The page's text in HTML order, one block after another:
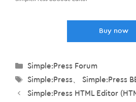
Buy now
分
类
Simple:Press Forum
标
签
Simple:Press 、 Simple:Press
Simple:Press HTML Editor